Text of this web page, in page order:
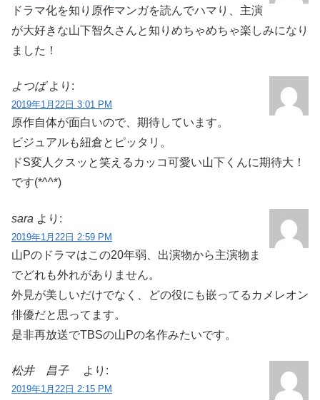
ドラマ化を知り原作マンガを読んでハマり、主演
が大好きな山下智久さんと知りめちゃめちゃ楽しみになり
ました！
よつば より:
2019年1月22日 3:01 PM
原作自体が面白いので、期待しています。
ビジュアルも紐倉とピッタリ。
ドS変人クスッと笑えるカッコ可愛い山下くんに期待大！
です(*^^*)
sara より:
2019年1月22日 2:59 PM
山Pのドラマはこの20年弱、出演物から主演物ま
でどれも外れがありません。
外見が美しいだけでなく、どの役にも嵌ってるカメレオン
俳優だと思ってます。
是非再放送でTBSの山Pの名作みたいです。
松井 昌子 より:
2019年1月22日 2:15 PM